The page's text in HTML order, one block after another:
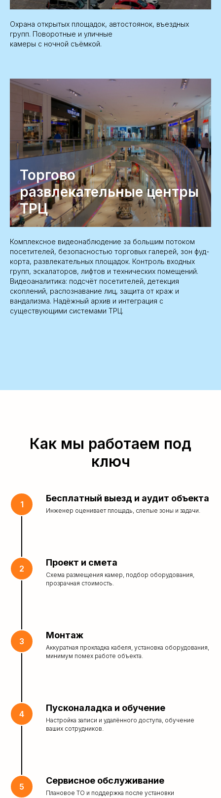
Охрана открытых площадок, автостоянок, въездных
групп. Поворотные и уличные
камеры с ночной съёмкой.
Торгово
развлекательные центры
ТРЦ
Комплексное видеонаблюдение за большим потоком
посетителей, безопасностью торговых галерей, зон фуд-
корта, развлекательных площадок. Контроль входных
групп, эскалаторов, лифтов и технических помещений.
Видеоаналитика: подсчёт посетителей, детекция
скоплений, распознавание лиц, защита от краж и
вандализма. Надёжный архив и интеграция с
существующими системами ТРЦ.
Как мы работаем под
ключ
Бесплатный выезд и аудит объекта
Инженер оценивает площадь, слепые зоны и задачи.
Проект и смета
Схема размещения камер, подбор оборудования,
прозрачная стоимость.
Монтаж
Аккуратная прокладка кабеля, установка оборудования,
минимум помех работе объекта.
Пусконаладка и обучение
Настройка записи и удалённого доступа, обучение
ваших сотрудников.
Сервисное обслуживание
Плановое ТО и поддержка после установки